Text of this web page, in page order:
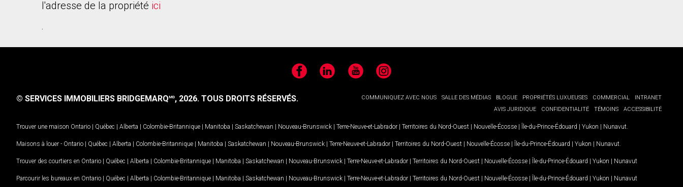
l'adresse de la propriété ici
.
FacebookLinkedIn YouTubeInstagram
COMMUNIQUEZ AVEC NOUS SALLE DES MÉDIAS BLOGUE PROPRIÉTÉS LUXUEUSES COMMERCIAL
INTRANET
AVIS JURIDIQUE
CONFIDENTIALITÉ TÉMOINS ACCESSIBILITÉ
© SERVICES IMMOBILIERS BRIDGEMARQMD, 2026. TOUS DROITS RÉSERVÉS.
Trouver une maison Ontario | Québec | Alberta | Colombie-Britannique | Manitoba | Saskatchewan | Nouveau-Brunswick | Terre-Neuve-et-Labrador | Territoires du Nord-Ouest | Nouvelle-Écosse | Île-du-Prince-Édouard | Yukon | Nunavut
Maisons à louer - Ontario | Québec | Alberta | Colombie-Britannique | Manitoba | Saskatchewan | Nouveau-Brunswick | Terre-Neuve-et-Labrador | Territoires du Nord-Ouest | Nouvelle-Écosse | Île-du-Prince-Édouard | Yukon | Nunavut
Trouver des courtiers en Ontario | Québec | Alberta | Colombie-Britannique | Manitoba | Saskatchewan | Nouveau-Brunswick | Terre-Neuve-et-Labrador | Territoires du Nord-Ouest | Nouvelle-Écosse | Île-du-Prince-Édouard | Yukon | Nunavut
Parcourir les bureaux en Ontario | Québec | Alberta | Colombie-Britannique | Manitoba | Saskatchewan | Nouveau-Brunswick | Terre-Neuve-et-Labrador | Territoires du Nord-Ouest | Nouvelle-Écosse | Île-du-Prince-Édouard | Yukon | Nunavut